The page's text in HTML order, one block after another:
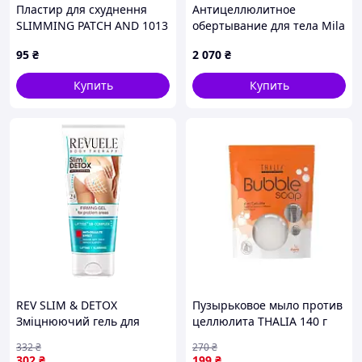
Пластир для схуднення
SLIMMING PATCH AND 1013
95 ₴
Купить
Антицеллюлитное
обертывание для тела Mila
апельсином и розовой
глиной, 1000 г
2 070 ₴
Купить
REV SLIM & DETOX
Зміцнюючий гель для
кофеїном, 200 мл |neper-
332₴
Пузырьковое мыло против
целлюлита THALIA 140 г
270₴